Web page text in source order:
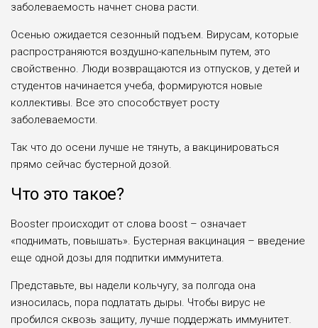
заболеваемость начнет снова расти.
Осенью ожидается сезонный подъем. Вирусам, которые
распространяются воздушно-капельным путем, это
свойственно. Люди возвращаются из отпусков, у детей и
студентов начинается учеба, формируются новые
коллективы. Все это способствует росту
заболеваемости.
Так что до осени лучше не тянуть, а вакцинироваться
прямо сейчас бустерной дозой.
Что это такое?
Booster происходит от слова boost – означает
«поднимать, повышать». Бустерная вакцинация – введение
еще одной дозы для подпитки иммунитета.
Представьте, вы надели кольчугу, за полгода она
износилась, пора подлатать дыры. Чтобы вирус не
пробился сквозь защиту, лучше поддержать иммунитет.